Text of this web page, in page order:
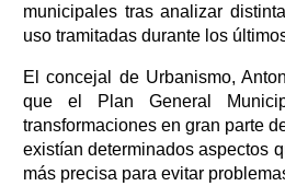
municipales tras analizar
uso tramitadas durante los
El concejal de Urbanismo,
que el Plan General
transformaciones en gran parte
existían determinados aspectos
más precisa para evitar